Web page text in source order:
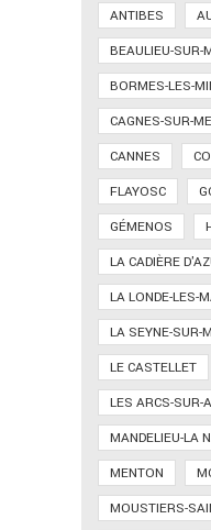
ANTIBES
BEAULIEU-SUR-
BORMES-LES-
CAGNES-SUR-
CANNES
FLAYOSC
GÉMENOS
LA CADIÈRE
LA LONDE-LES-
LA SEYNE-SUR-
LE CASTELLET
LES ARCS-SUR-
MANDELIEU-LA
MENTON
MOUSTIERS-